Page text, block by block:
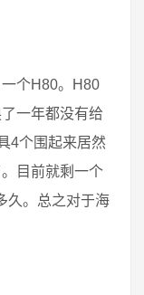
个H80。H80
一年都没有给
4个围起来居然
目前就剩一个
久。总之对于海